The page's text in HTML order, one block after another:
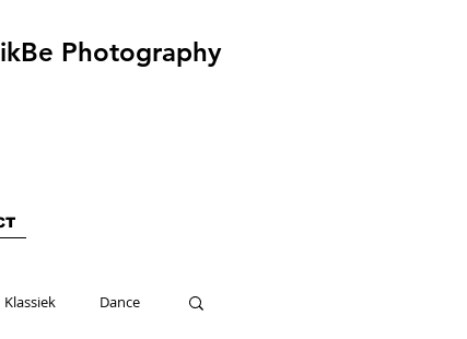
Photography
Klassiek Dance